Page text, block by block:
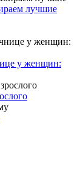
лучшие
у женщин: